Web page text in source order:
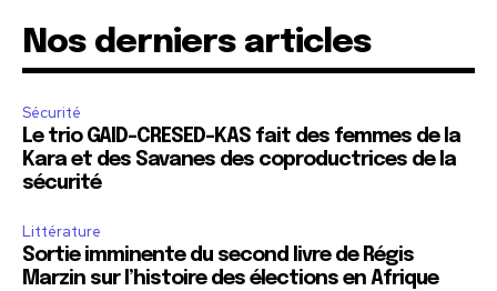
Nos derniers articles
Sécurité
Le trio GAID-CRESED-KAS fait des femmes de la
Kara et des Savanes des coproductrices de la
sécurité
Littérature
Sortie imminente du second livre de Régis
Marzin sur l’histoire des élections en Afrique